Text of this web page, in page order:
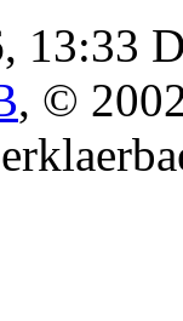
13:33
, ©